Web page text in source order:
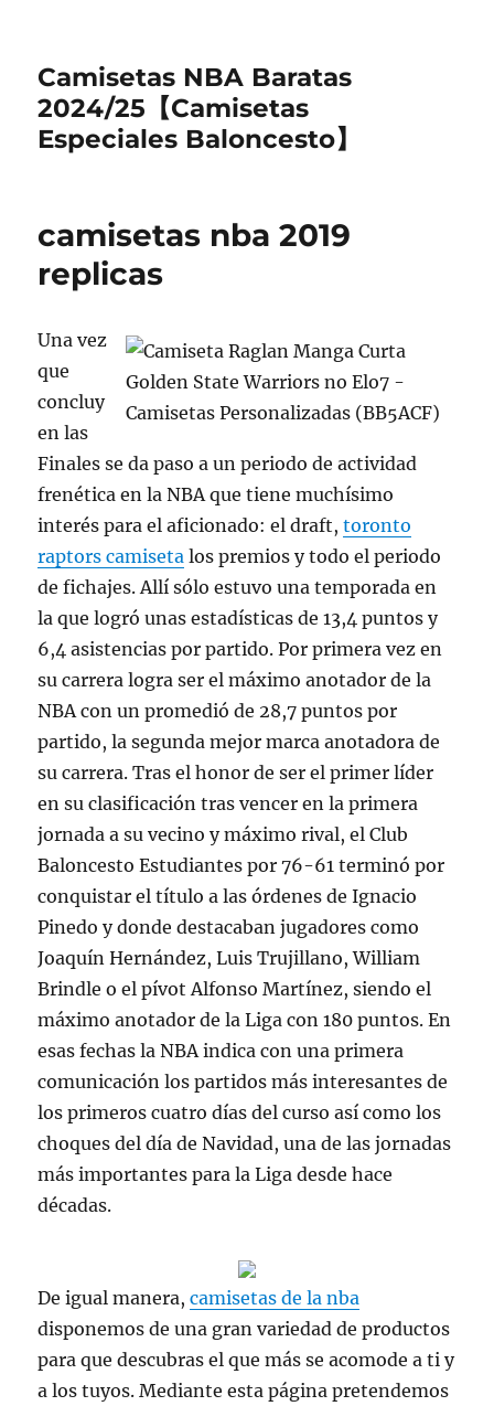
Camisetas NBA Baratas
2024/25【Camisetas
Especiales Baloncesto】
camisetas nba 2019
replicas
Una vez
que
concluy
en las
Finales se da paso a un periodo de actividad
frenética en la NBA que tiene muchísimo
interés para el aficionado: el draft,toronto
raptors camiseta los premios y todo el periodo
de fichajes. Allí sólo estuvo una temporada en
la que logró unas estadísticas de 13,4 puntos y
6,4 asistencias por partido. Por primera vez en
su carrera logra ser el máximo anotador de la
NBA con un promedió de 28,7 puntos por
partido, la segunda mejor marca anotadora de
su carrera. Tras el honor de ser el primer líder
en su clasificación tras vencer en la primera
jornada a su vecino y máximo rival, el Club
Baloncesto Estudiantes por 76-61 terminó por
conquistar el título a las órdenes de Ignacio
Pinedo y donde destacaban jugadores como
Joaquín Hernández, Luis Trujillano, William
Brindle o el pívot Alfonso Martínez, siendo el
máximo anotador de la Liga con 180 puntos. En
esas fechas la NBA indica con una primera
comunicación los partidos más interesantes de
los primeros cuatro días del curso así como los
choques del día de Navidad, una de las jornadas
más importantes para la Liga desde hace
décadas.
De igual manera,camisetas de la nba
disponemos de una gran variedad de productos
para que descubras el que más se acomode a ti y
a los tuyos. Mediante esta página pretendemos